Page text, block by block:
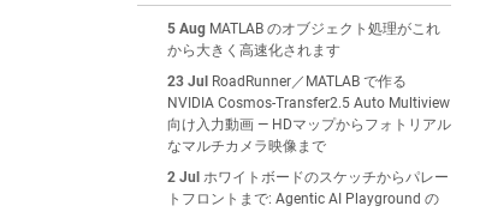
5 Aug MATLAB のオブジェクト処理がこれ
から大きく高速化されます
23 Jul
RoadRunner／MATLAB で作る
NVIDIA Cosmos-Transfer2.5 Auto Multiview
向け入力動画 — HDマップからフォトリアル
なマルチカメラ映像まで
2 Jul ホワイトボードのスケッチからパレー
トフロントまで: Agentic AI Playground の